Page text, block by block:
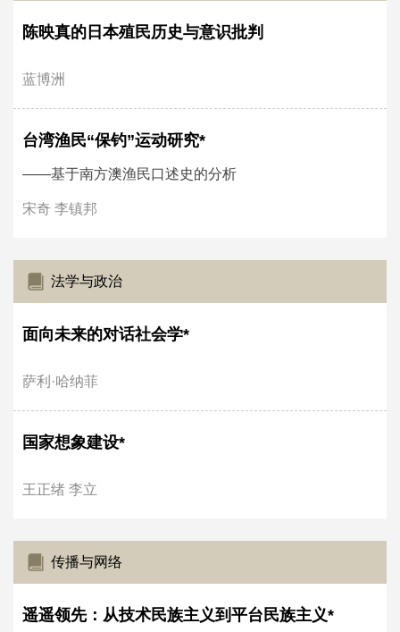
陈映真的日本殖民历史与意识批判
蓝博洲
台湾渔民“保钓”运动研究*
——基于南方澳渔民口述史的分析
宋奇 李镇邦
法学与政治
面向未来的对话社会学*
萨利·哈纳菲
国家想象建设*
王正绪 李立
传播与网络
遥遥领先：从技术民族主义到平台民族主义*